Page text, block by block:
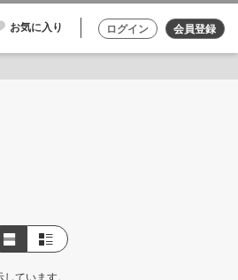
お気に入り ログイン 会員登録
ています。